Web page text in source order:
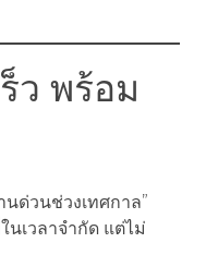
ว พร้อม
ด่วนช่วงเทศกาล”
เวลาจำกัด แต่ไม่